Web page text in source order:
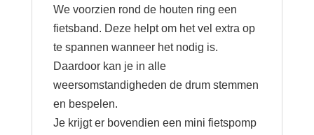
We voorzien rond de houten ring een
fietsband. Deze helpt om het vel extra op
te spannen wanneer het nodig is.
Daardoor kan je in alle
weersomstandigheden de drum stemmen
en bespelen.
Je krijgt er bovendien een mini fietspomp